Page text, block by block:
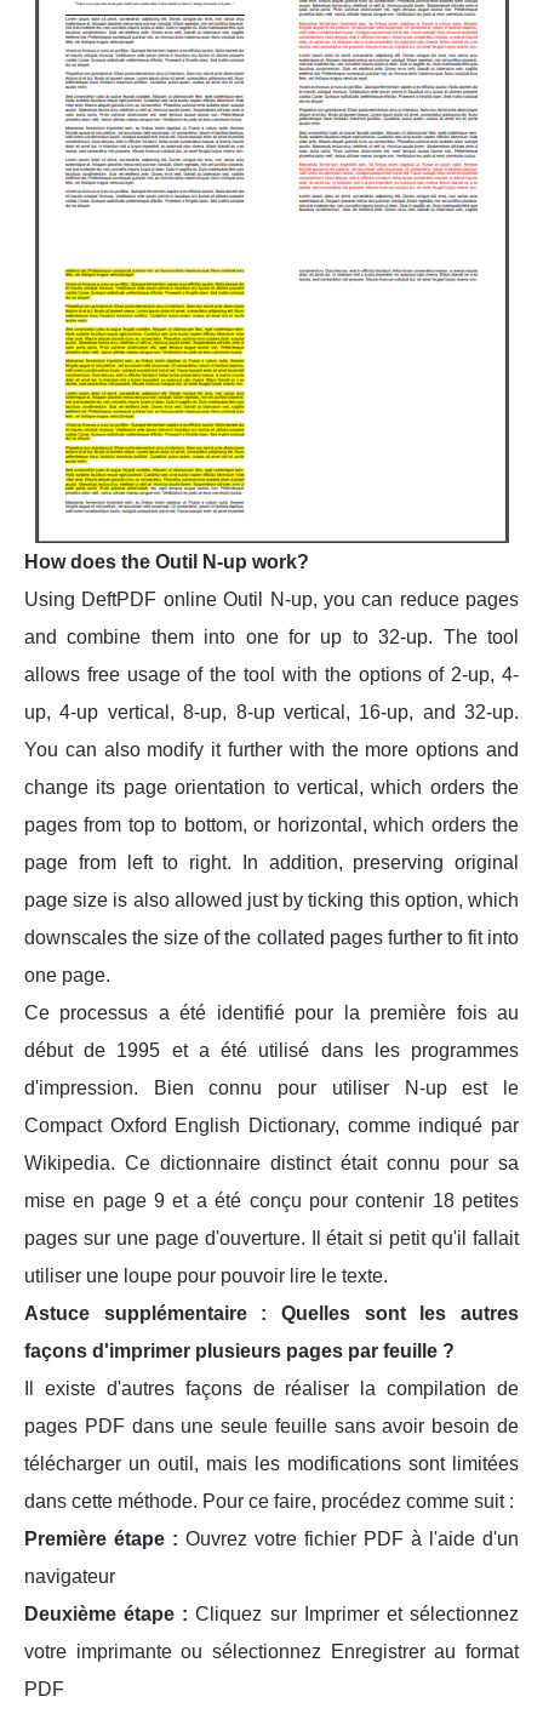
How does the Outil N-up work?
Using DeftPDF online Outil N-up, you can reduce pages
and combine them into one for up to 32-up. The tool
allows free usage of the tool with the options of 2-up, 4-
up, 4-up vertical, 8-up, 8-up vertical, 16-up, and 32-up.
You can also modify it further with the more options and
change its page orientation to vertical, which orders the
pages from top to bottom, or horizontal, which orders the
page from left to right. In addition, preserving original
page size is also allowed just by ticking this option, which
downscales the size of the collated pages further to fit into
one page.
Ce processus a été identifié pour la première fois au
début de 1995 et a été utilisé dans les programmes
d'impression. Bien connu pour utiliser N-up est le
Compact Oxford English Dictionary, comme indiqué par
Wikipedia. Ce dictionnaire distinct était connu pour sa
mise en page 9 et a été conçu pour contenir 18 petites
pages sur une page d'ouverture. Il était si petit qu'il fallait
utiliser une loupe pour pouvoir lire le texte.
Astuce supplémentaire : Quelles sont les autres
façons d'imprimer plusieurs pages par feuille ?
Il existe d'autres façons de réaliser la compilation de
pages PDF dans une seule feuille sans avoir besoin de
télécharger un outil, mais les modifications sont limitées
dans cette méthode. Pour ce faire, procédez comme suit :
Première étape : Ouvrez votre fichier PDF à l'aide d'un
navigateur
Deuxième étape : Cliquez sur Imprimer et sélectionnez
votre imprimante ou sélectionnez Enregistrer au format
PDF